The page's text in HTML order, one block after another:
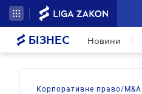
БІЗНЕС Новини
Корпоративне право/M&A